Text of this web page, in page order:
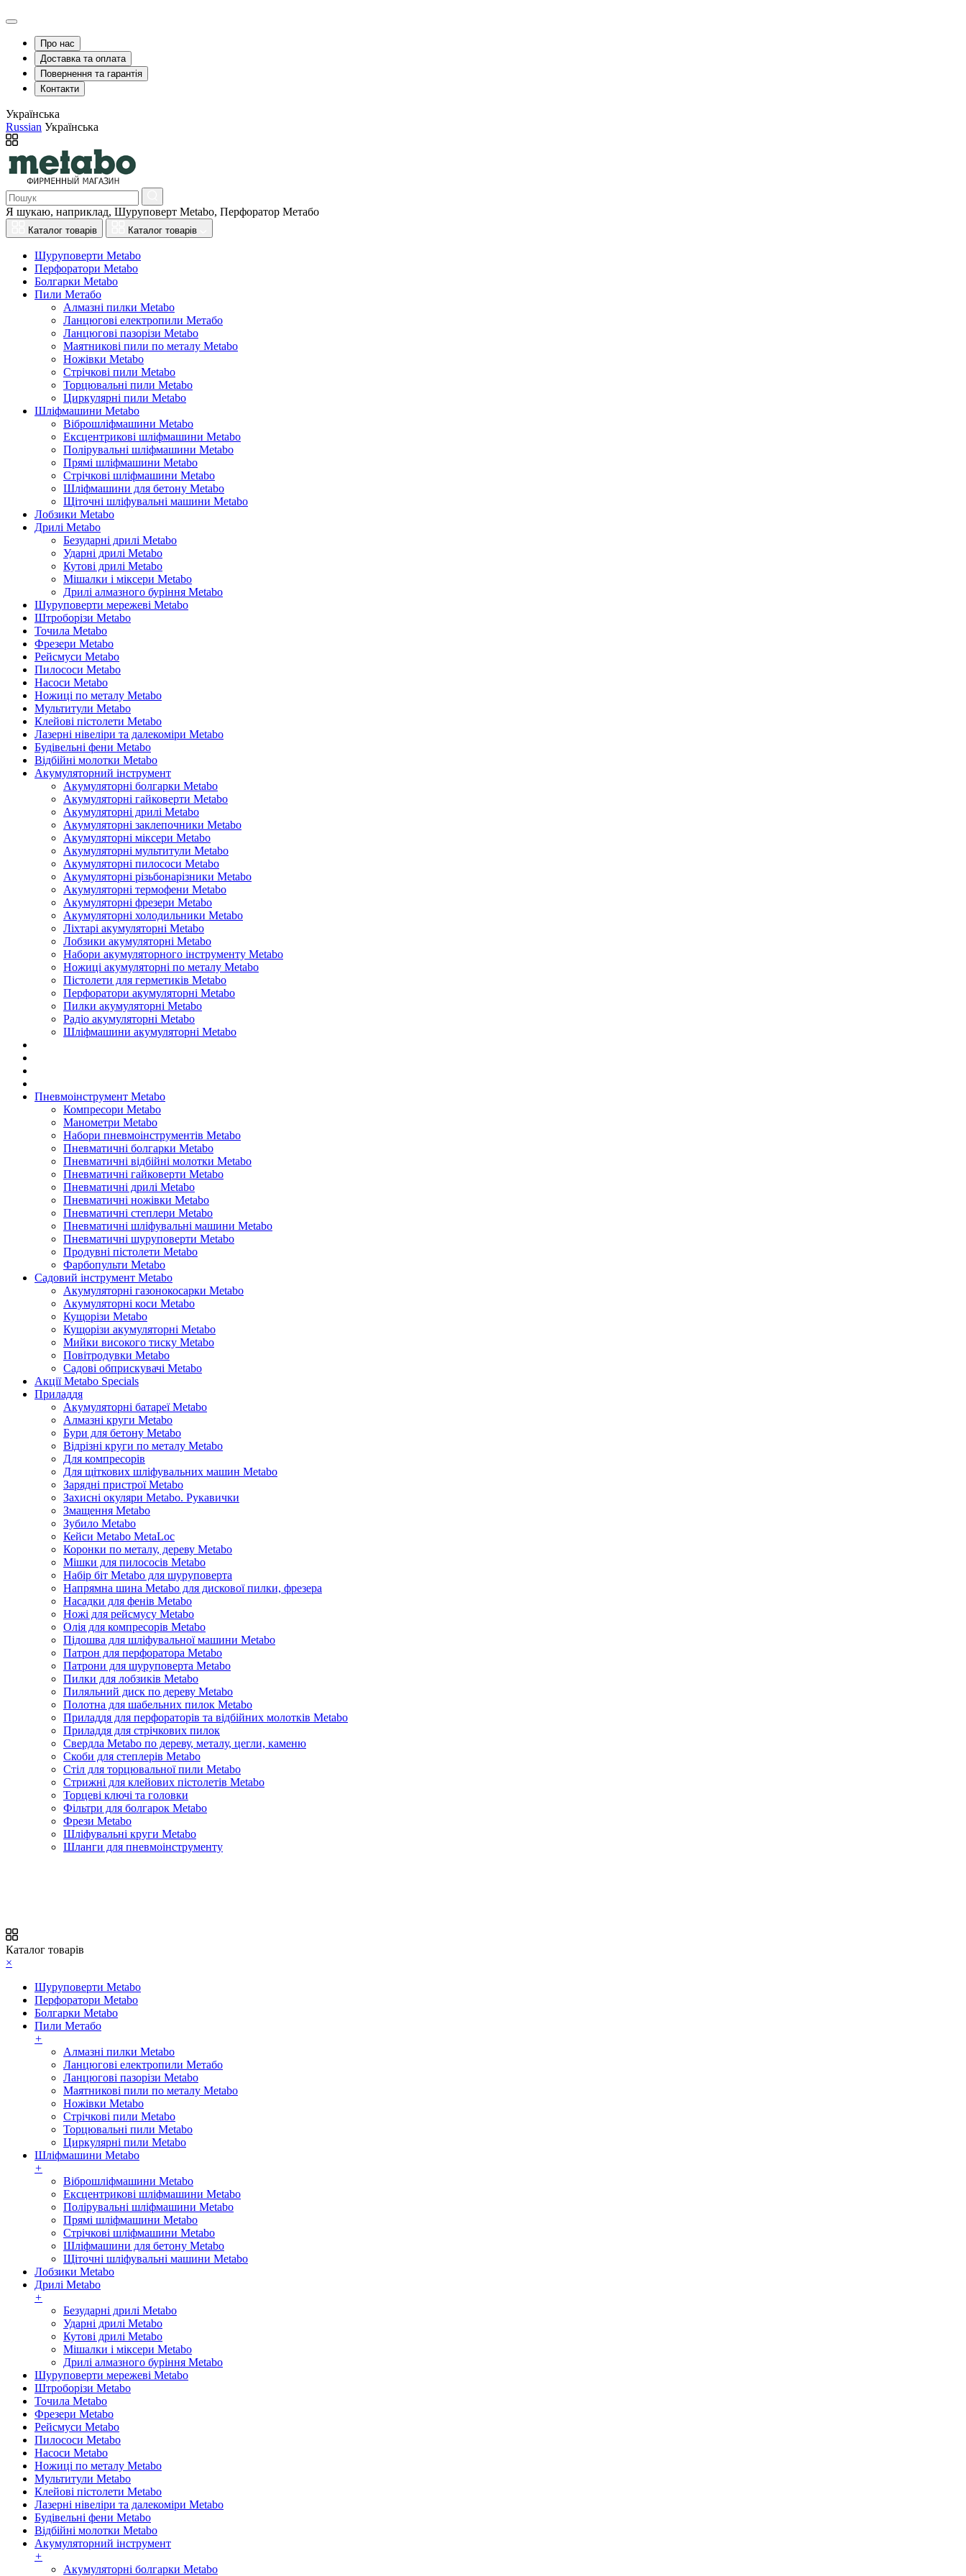
Про нас
Доставка та оплата
Повернення та гарантія
Контакти
Українська
Russian Українська
Я шукаю, наприклад, Шуруповерт Metabo, Перфоратор Метабо
Каталог товарів Каталог товарів
Шуруповерти Metabo
Перфоратори Metabo
Болгарки Metabo
Пили Метабо
Алмазні пилки Metabo
Ланцюгові електропили Метабо
Ланцюгові пазорізи Metabo
Маятникові пили по металу Metabo
Ножівки Metabo
Стрічкові пили Metabo
Торцювальні пили Metabo
Циркулярні пили Metabo
Шліфмашини Metabo
Віброшліфмашини Metabo
Ексцентрикові шліфмашини Metabo
Полірувальні шліфмашини Metabo
Прямі шліфмашини Metabo
Стрічкові шліфмашини Metabo
Шліфмашини для бетону Metabo
Щіточні шліфувальні машини Metabo
Лобзики Metabo
Дрилі Metabo
Безударні дрилі Metabo
Ударні дрилі Metabo
Кутові дрилі Metabo
Мішалки і міксери Metabo
Дрилі алмазного буріння Metabo
Шуруповерти мережеві Metabo
Штроборізи Metabo
Точила Metabo
Фрезери Metabo
Рейсмуси Metabo
Пилососи Metabo
Насоси Metabo
Ножиці по металу Metabo
Мультитули Metabo
Клейові пістолети Metabo
Лазерні нівеліри та далекоміри Metabo
Будівельні фени Metabo
Відбійні молотки Metabo
Акумуляторний інструмент
Акумуляторні болгарки Metabo
Акумуляторні гайковерти Metabo
Акумуляторні дрилі Metabo
Акумуляторні заклепочники Metabo
Акумуляторні міксери Metabo
Акумуляторні мультитули Metabo
Акумуляторні пилососи Metabo
Акумуляторні різьбонарізники Metabo
Акумуляторні термофени Metabo
Акумуляторні фрезери Metabo
Акумуляторні холодильники Metabo
Ліхтарі акумуляторні Metabo
Лобзики акумуляторні Metabo
Набори акумуляторного інструменту Metabo
Ножиці акумуляторні по металу Metabo
Пістолети для герметиків Metabo
Перфоратори акумуляторні Metabo
Пилки акумуляторні Metabo
Радіо акумуляторні Metabo
Шліфмашини акумуляторні Metabo
Пневмоінструмент Metabo
Компресори Metabo
Манометри Metabo
Набори пневмоінструментів Metabo
Пневматичні болгарки Metabo
Пневматичні відбійні молотки Metabo
Пневматичні гайковерти Metabo
Пневматичні дрилі Metabo
Пневматичні ножівки Metabo
Пневматичні степлери Metabo
Пневматичні шліфувальні машини Metabo
Пневматичні шуруповерти Metabo
Продувні пістолети Metabo
Фарбопульти Metabo
Садовий інструмент Metabo
Акумуляторні газонокосарки Metabo
Акумуляторні коси Metabo
Кущорізи Metabo
Кущорізи акумуляторні Metabo
Мийки високого тиску Metabo
Повітродувки Metabo
Садові обприскувачі Metabo
Акції Metabo Specials
Приладдя
Акумуляторні батареї Metabo
Алмазні круги Metabo
Бури для бетону Metabo
Відрізні круги по металу Metabo
Для компресорів
Для щіткових шліфувальних машин Metabo
Зарядні пристрої Metabo
Захисні окуляри Metabo. Рукавички
Змащення Metabo
Зубило Metabo
Кейси Metabo MetaLoc
Коронки по металу, дереву Metabo
Мішки для пилососів Metabo
Набір біт Metabo для шуруповерта
Напрямна шина Metabo для дискової пилки, фрезера
Насадки для фенів Metabo
Ножі для рейсмусу Metabo
Олія для компресорів Metabo
Підошва для шліфувальної машини Metabo
Патрон для перфоратора Metabo
Патрони для шуруповерта Metabo
Пилки для лобзиків Metabo
Пиляльний диск по дереву Metabo
Полотна для шабельних пилок Metabo
Приладдя для перфораторів та відбійних молотків Metabo
Приладдя для стрічкових пилок
Свердла Metabo по дереву, металу, цегли, каменю
Скоби для степлерів Metabo
Стіл для торцювальної пили Metabo
Стрижні для клейових пістолетів Metabo
Торцеві ключі та головки
Фільтри для болгарок Metabo
Фрези Metabo
Шліфувальні круги Metabo
Шланги для пневмоінструменту
Каталог товарів
×
Шуруповерти Metabo
Перфоратори Metabo
Болгарки Metabo
Пили Метабо
+
Алмазні пилки Metabo
Ланцюгові електропили Метабо
Ланцюгові пазорізи Metabo
Маятникові пили по металу Metabo
Ножівки Metabo
Стрічкові пили Metabo
Торцювальні пили Metabo
Циркулярні пили Metabo
Шліфмашини Metabo
+
Віброшліфмашини Metabo
Ексцентрикові шліфмашини Metabo
Полірувальні шліфмашини Metabo
Прямі шліфмашини Metabo
Стрічкові шліфмашини Metabo
Шліфмашини для бетону Metabo
Щіточні шліфувальні машини Metabo
Лобзики Metabo
Дрилі Metabo
+
Безударні дрилі Metabo
Ударні дрилі Metabo
Кутові дрилі Metabo
Мішалки і міксери Metabo
Дрилі алмазного буріння Metabo
Шуруповерти мережеві Metabo
Штроборізи Metabo
Точила Metabo
Фрезери Metabo
Рейсмуси Metabo
Пилососи Metabo
Насоси Metabo
Ножиці по металу Metabo
Мультитули Metabo
Клейові пістолети Metabo
Лазерні нівеліри та далекоміри Metabo
Будівельні фени Metabo
Відбійні молотки Metabo
Акумуляторний інструмент
+
Акумуляторні болгарки Metabo